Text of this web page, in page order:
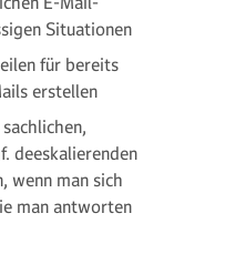
Situationen
für bereits
erstellen
deeskalierenden
wenn man sich
man antworten